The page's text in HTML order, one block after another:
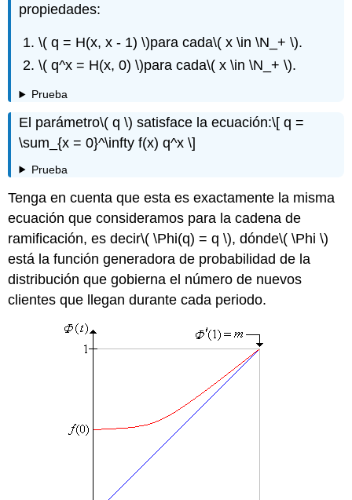
propiedades:
\( q = H(x, x - 1) \)para cada\( x \in \N_+ \).
\( q^x = H(x, 0) \)para cada\( x \in \N_+ \).
Prueba
El parámetro\( q \) satisface la ecuación:\[ q =
\sum_{x = 0}^\infty f(x) q^x \]
Prueba
Tenga en cuenta que esta es exactamente la misma
ecuación que consideramos para la cadena de
ramificación, es decir\( \Phi(q) = q \), dónde\( \Phi \)
está la función generadora de probabilidad de la
distribución que gobierna el número de nuevos
clientes que llegan durante cada periodo.